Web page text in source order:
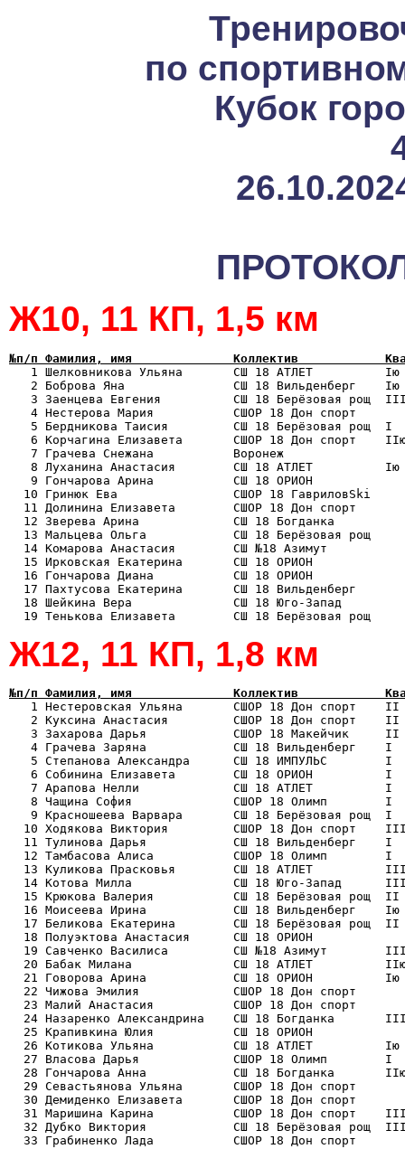
по
Кубок
Ж10, 11 КП, 1,5 км
№п/п Фамилия, имя              Коллектив            Квал
1 Шелковникова Ульяна       СШ 18 АТЛЕТ
2 Боброва Яна               СШ 18 Вильденберг
3 Заенцева Евгения          СШ 18 Берёзовая рощ
4 Нестерова Мария           СШОР 18 Дон спорт
5 Бердникова Таисия         СШ 18 Берёзовая рощ
6 Корчагина Елизавета       СШОР 18 Дон спорт
7 Грачева Снежана           Воронеж
8 Луханина Анастасия        СШ 18 АТЛЕТ
9 Гончарова Арина           СШ 18 ОРИОН
10 Гринюк Ева                СШОР 18 ГавриловSki
11 Долинина Елизавета        СШОР 18 Дон спорт
12 Зверева Арина             СШ 18 Богданка
13 Мальцева Ольга            СШ 18 Берёзовая рощ
14 Комарова Анастасия        СШ №18 Азимут
15 Ирковская Екатерина       СШ 18 ОРИОН
16 Гончарова Диана           СШ 18 ОРИОН
17 Пахтусова Екатерина       СШ 18 Вильденберг
18 Шейкина Вера              СШ 18 Юго-Запад
Ж12, 11 КП, 1,8 км
№п/п Фамилия, имя              Коллектив            Квал
1 Нестеровская Ульяна       СШОР 18 Дон спорт
2 Куксина Анастасия         СШОР 18 Дон спорт
3 Захарова Дарья            СШОР 18 Макейчик
4 Грачева Заряна            СШ 18 Вильденберг
5 Степанова Александра      СШ 18 ИМПУЛЬС
6 Собинина Елизавета        СШ 18 ОРИОН
7 Арапова Нелли             СШ 18 АТЛЕТ
8 Чащина София              СШОР 18 Олимп
9 Красношеева Варвара       СШ 18 Берёзовая рощ
10 Ходякова Виктория         СШОР 18 Дон спорт
11 Тулинова Дарья            СШ 18 Вильденберг
12 Тамбасова Алиса           СШОР 18 Олимп
13 Куликова Прасковья        СШ 18 АТЛЕТ
14 Котова Милла              СШ 18 Юго-Запад
15 Крюкова Валерия           СШ 18 Берёзовая рощ
16 Моисеева Ирина            СШ 18 Вильденберг
17 Беликова Екатерина        СШ 18 Берёзовая рощ
18 Полуэктова Анастасия      СШ 18 ОРИОН
19 Савченко Василиса         СШ №18 Азимут
20 Бабак Милана              СШ 18 АТЛЕТ
21 Говорова Арина            СШ 18 ОРИОН
22 Чижова Эмилия             СШОР 18 Дон спорт
23 Малий Анастасия           СШОР 18 Дон спорт
24 Назаренко Александрина    СШ 18 Богданка
25 Крапивкина Юлия           СШ 18 ОРИОН
26 Котикова Ульяна           СШ 18 АТЛЕТ
27 Власова Дарья             СШОР 18 Олимп
28 Гончарова Анна            СШ 18 Богданка
29 Севастьянова Ульяна       СШОР 18 Дон спорт
30 Демиденко Елизавета       СШОР 18 Дон спорт
31 Маришина Карина           СШОР 18 Дон спорт
32 Дубко Виктория            СШ 18 Берёзовая рощ
33 Грабиненко Лада           СШОР 18